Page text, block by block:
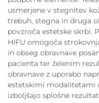
usmerjene v stegnitev
trebuh, stegna in druga
povzroča estetske skrbi.
HIFU omogoča
in obseg obravnave
pacienta ter želenim
obravnave z uporabo
estetskimi modalitetami
izboljšajo splošne